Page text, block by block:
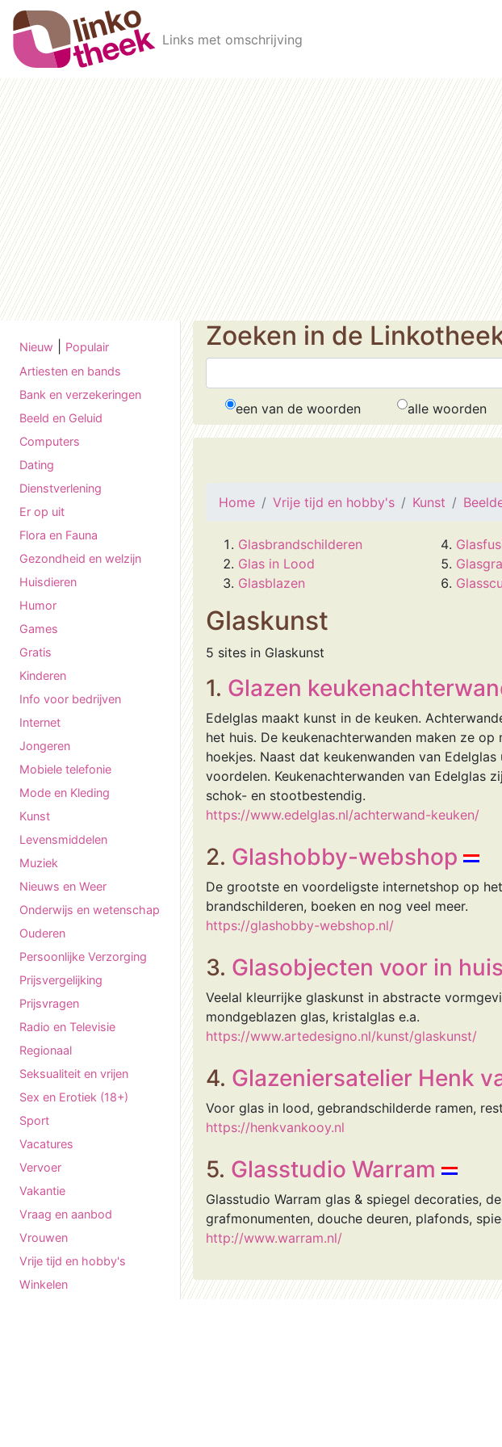
Skip to main content
Links met omschrijving
Nieuw
Populair
Artiesten en bands
Bank en verzekeringen
Beeld en Geluid
Computers
Dating
Dienstverlening
Er op uit
Flora en Fauna
Gezondheid en welzijn
Huisdieren
Humor
Games
Gratis
Kinderen
Info voor bedrijven
Internet
Jongeren
Mobiele telefonie
Mode en Kleding
Kunst
Levensmiddelen
Muziek
Nieuws en Weer
Onderwijs en wetenschap
Ouderen
Persoonlijke Verzorging
Prijsvergelijking
Prijsvragen
Radio en Televisie
Regionaal
Seksualiteit en vrijen
Sex en Erotiek (18+)
Sport
Vacatures
Vervoer
Vakantie
Vraag en aanbod
Vrouwen
Vrije tijd en hobby's
Winkelen
Zoeken in de
een van de woorden alle woorden
Home Vrije tijd en hobby's Kunst
Glasbrandschilderen
Glas in Lood
Glasblazen
Glaskunst
5 sites in Glaskunst
1. Glazen
Edelglas maakt kunst in de keuken.
het huis. De keukenachterwanden maken ze
hoekjes. Naast dat keukenwanden van
voordelen. Keukenachterwanden van Edelglas
schok- en stootbestendig.
https://www.edelglas.nl/achterwand-keuken/
2. Glashobby-webshop
De grootste en voordeligste internetshop op
brandschilderen, boeken en nog veel meer.
https://glashobby-webshop.nl/
3. Glasobjecten voor in huis
Veelal kleurrijke glaskunst in abstracte
mondgeblazen glas, kristalglas e.a.
https://www.artedesigno.nl/kunst/glaskunst/
4. Glazeniersatelier Henk
Voor glas in lood, gebrandschilderde ramen,
https://henkvankooy.nl
5. Glasstudio Warram
Glasstudio Warram glas & spiegel decoraties,
grafmonumenten, douche deuren, plafonds,
http://www.warram.nl/